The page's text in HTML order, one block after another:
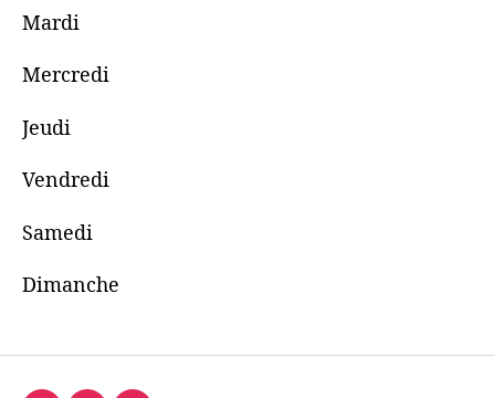
Mardi
Mercredi
Jeudi
Vendredi
Samedi
Dimanche